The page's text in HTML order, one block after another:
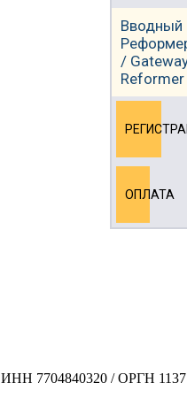
Вводный
/
Reformer
ОПЛАТА
ИНН 7704840320 / ОРГН